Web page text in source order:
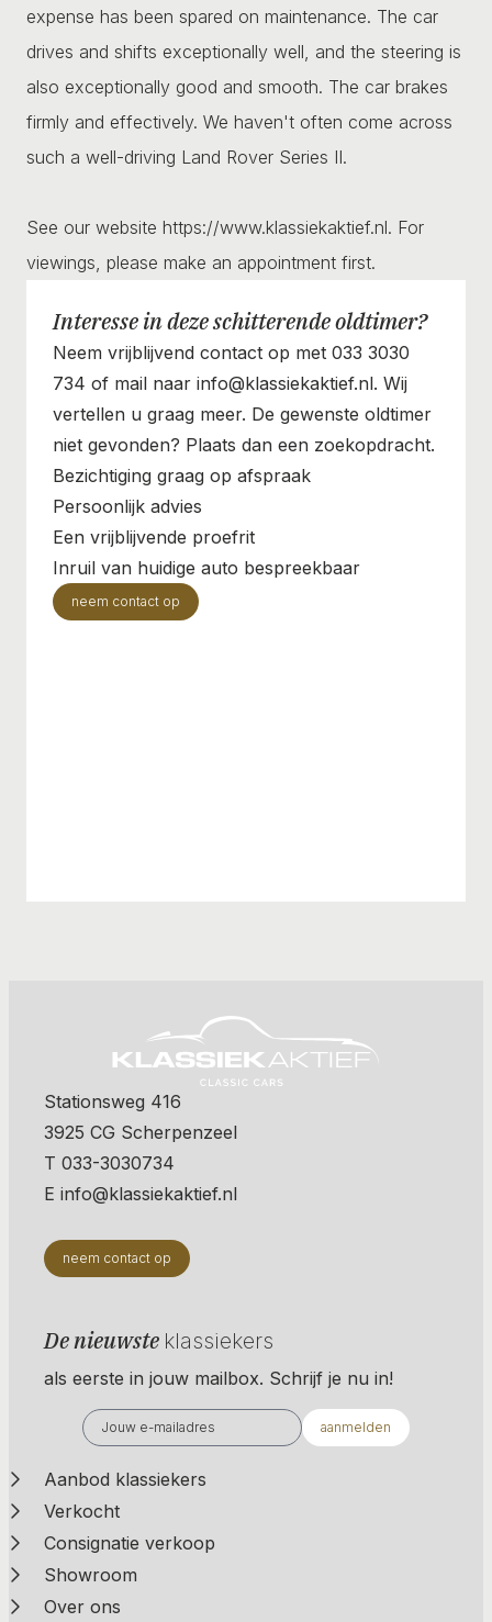
expense has been spared on maintenance. The car
drives and shifts exceptionally well, and the steering is
also exceptionally good and smooth. The car brakes
firmly and effectively. We haven't often come across
such a well-driving Land Rover Series II.
See our website https://www.klassiekaktief.nl. For
viewings, please make an appointment first.
Interesse in deze schitterende oldtimer?
Neem vrijblijvend contact op met 033 3030
734 of mail naar info@klassiekaktief.nl. Wij
vertellen u graag meer. De gewenste oldtimer
niet gevonden? Plaats dan een zoekopdracht.
Bezichtiging graag op afspraak
Persoonlijk advies
Een vrijblijvende proefrit
Inruil van huidige auto bespreekbaar
neem contact op
Stationsweg 416
3925 CG Scherpenzeel
T 033-3030734
E info@klassiekaktief.nl
neem contact op
De nieuwste klassiekers
als eerste in jouw mailbox. Schrijf je nu in!
aanmelden
Aanbod klassiekers
Verkocht
Consignatie verkoop
Showroom
Over ons